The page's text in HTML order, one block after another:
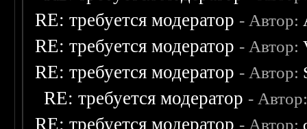
RE: требуется модератор - Автор:
RE: требуется модератор - Автор:
RE: требуется модератор - Автор:
RE: требуется модератор -
RE: требуется модератор - Автор: